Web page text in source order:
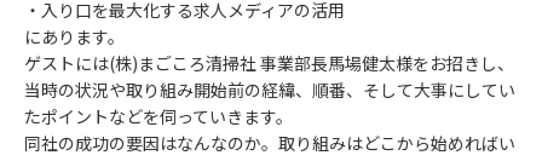
・入り口を最大化する求人メディアの活用
にあります。
ゲストには(株)まごころ清掃社 事業部長馬場健太様をお招きし、
当時の状況や取り組み開始前の経緯、順番、そして大事にしてい
たポイントなどを伺っていきます。
同社の成功の要因はなんなのか。取り組みはどこから始めればい